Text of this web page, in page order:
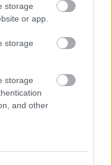
storage
or app.
storage
storage
and other